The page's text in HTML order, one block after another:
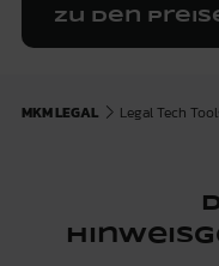
Zu den
MKM LEGAL Legal Tech